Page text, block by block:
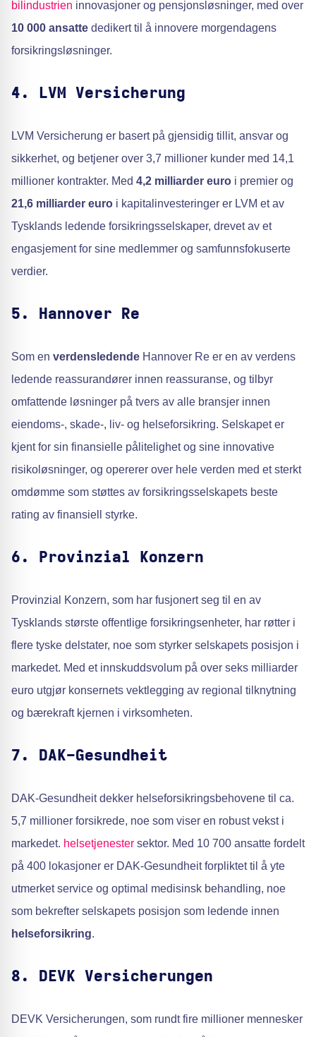
bilindustrien innovasjoner og pensjonsløsninger, med over
10 000 ansatte dedikert til å innovere morgendagens
forsikringsløsninger.
4. LVM Versicherung
LVM Versicherung er basert på gjensidig tillit, ansvar og
sikkerhet, og betjener over 3,7 millioner kunder med 14,1
millioner kontrakter. Med 4,2 milliarder euro i premier og
21,6 milliarder euro i kapitalinvesteringer er LVM et av
Tysklands ledende forsikringsselskaper, drevet av et
engasjement for sine medlemmer og samfunnsfokuserte
verdier.
5. Hannover Re
Som en verdensledende Hannover Re er en av verdens
ledende reassurandører innen reassuranse, og tilbyr
omfattende løsninger på tvers av alle bransjer innen
eiendoms-, skade-, liv- og helseforsikring. Selskapet er
kjent for sin finansielle pålitelighet og sine innovative
risikoløsninger, og opererer over hele verden med et sterkt
omdømme som støttes av forsikringsselskapets beste
rating av finansiell styrke.
6. Provinzial Konzern
Provinzial Konzern, som har fusjonert seg til en av
Tysklands største offentlige forsikringsenheter, har røtter i
flere tyske delstater, noe som styrker selskapets posisjon i
markedet. Med et innskuddsvolum på over seks milliarder
euro utgjør konsernets vektlegging av regional tilknytning
og bærekraft kjernen i virksomheten.
7. DAK-Gesundheit
DAK-Gesundheit dekker helseforsikringsbehovene til ca.
5,7 millioner forsikrede, noe som viser en robust vekst i
markedet. helsetjenester sektor. Med 10 700 ansatte fordelt
på 400 lokasjoner er DAK-Gesundheit forpliktet til å yte
utmerket service og optimal medisinsk behandling, noe
som bekrefter selskapets posisjon som ledende innen
helseforsikring.
8. DEVK Versicherungen
DEVK Versicherungen, som rundt fire millioner mennesker